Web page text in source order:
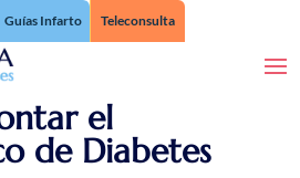
Guías Infarto Teleconsulta
el
de Diabetes